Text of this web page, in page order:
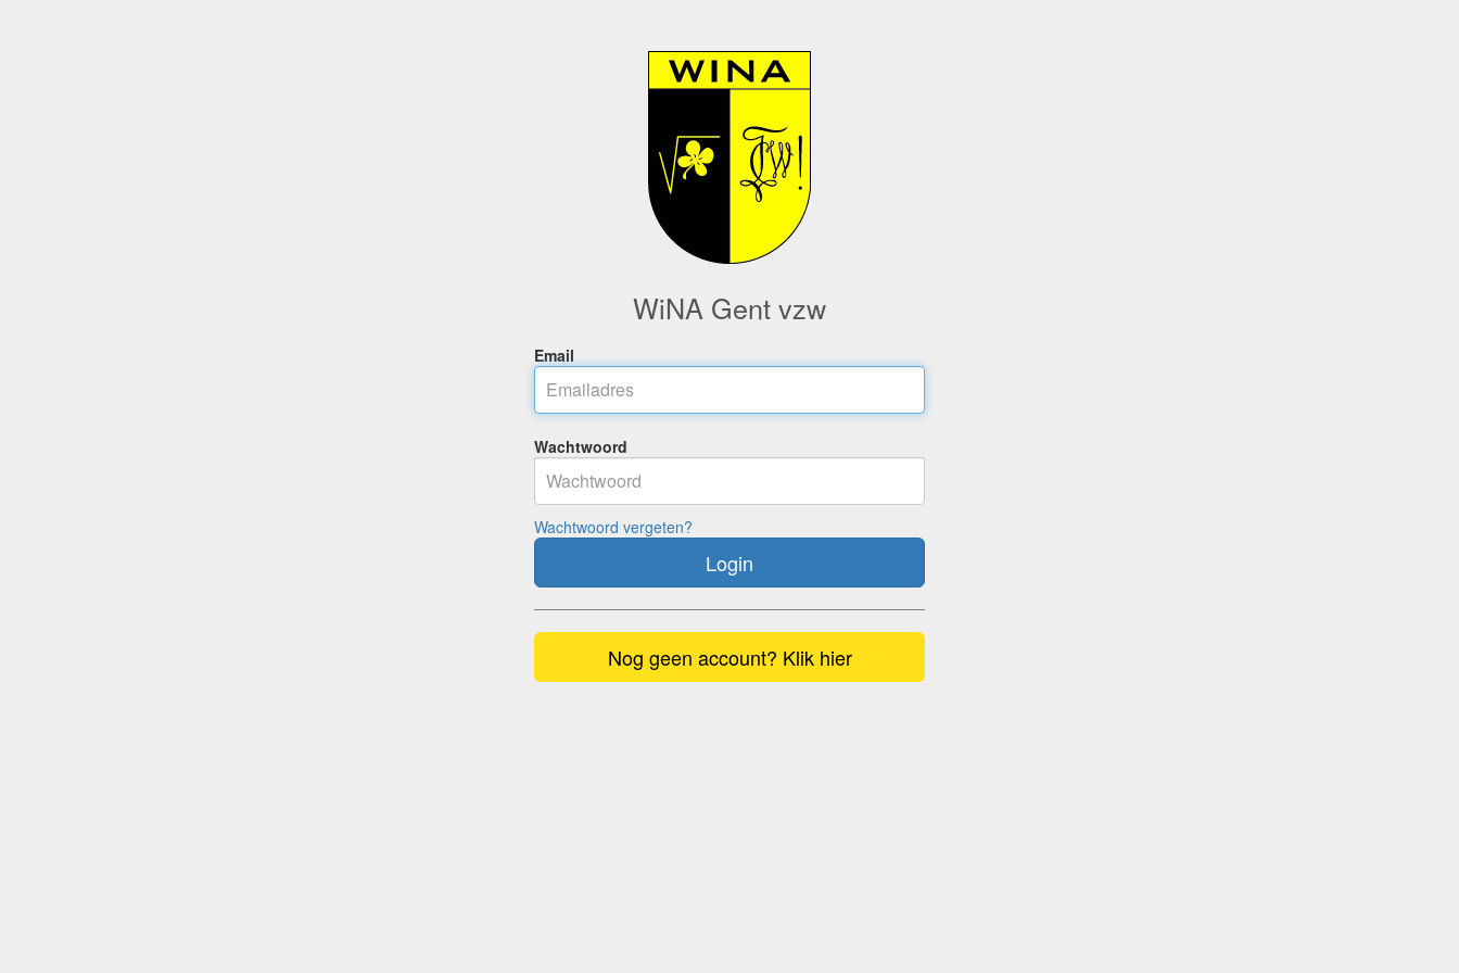
WiNA Gent vzw
Email
Wachtwoord
Wachtwoord vergeten?
Login
Nog geen account? Klik hier